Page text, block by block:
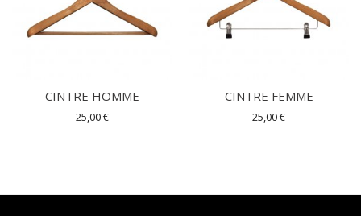
CINTRE HOMME
25,00 €
CINTRE FEMME
25,00 €